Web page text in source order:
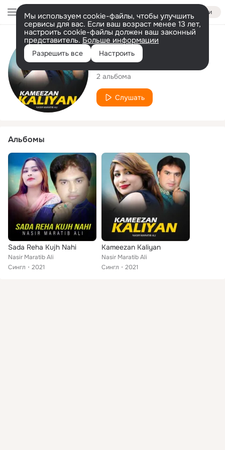
Войти
Мы используем cookie-файлы, чтобы улучшить
сервисы для вас. Если ваш возраст менее 13 лет,
настроить cookie-файлы должен ваш законный
представитель. Больше информации
Разрешить все Настроить
Исполнитель
Nasir Maratib Ali
2 альбома
Слушать
Альбомы
Sada Reha Kujh Nahi
Nasir Maratib Ali
Сингл
2021
Kameezan Kaliyan
Nasir Maratib Ali
Сингл
2021